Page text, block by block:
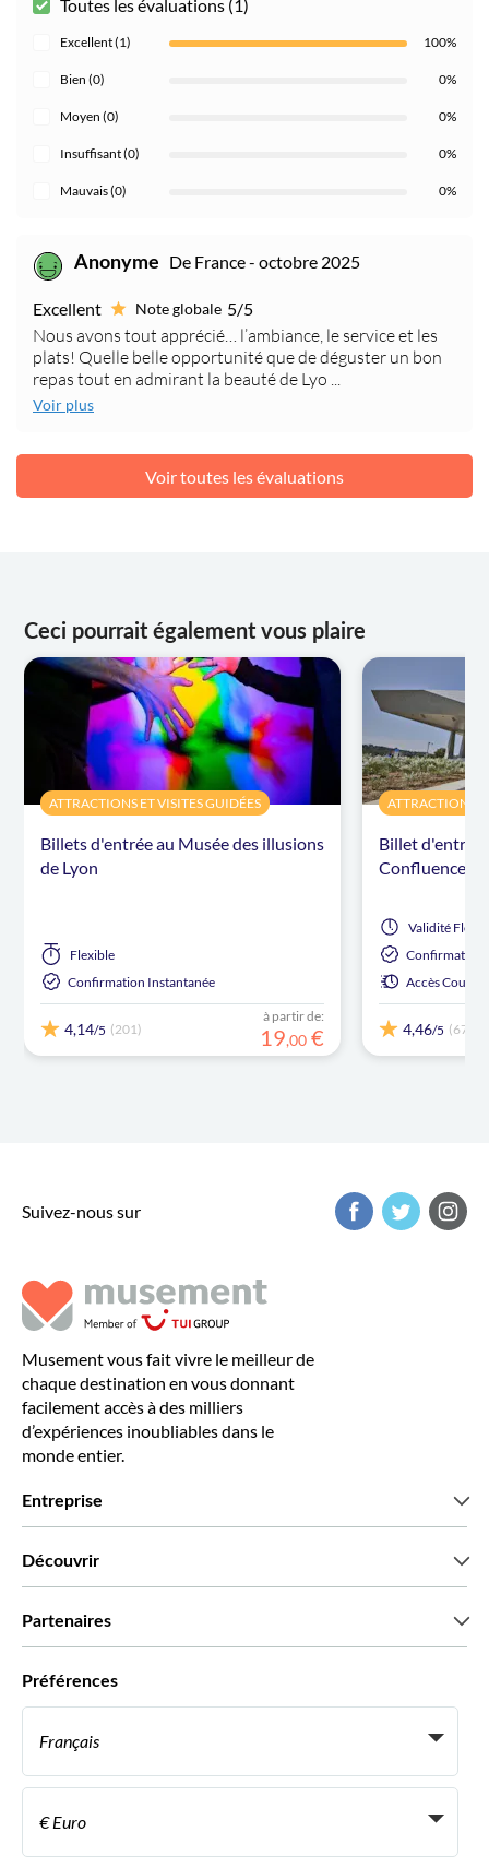
Toutes les évaluations (1)
Excellent (1) 100%
Bien (0) 0%
Moyen (0) 0%
Insuffisant (0) 0%
Mauvais (0) 0%
Anonyme De France - octobre 2025
Excellent Note globale 5/5
Nous avons tout apprécié… l’ambiance, le service et les
plats! Quelle belle opportunité que de déguster un bon
repas tout en admirant la beauté de Lyo ...
Voir plus
Voir toutes les évaluations
Ceci pourrait également vous plaire
ATTRACTIONS ET VISITES GUIDÉES
Billets d'entrée au Musée des illusions
de Lyon
Flexible
Confirmation Instantanée
4,14/5 (201)
à partir de:
19,00 €
ATTRACTIONS
Billet d'entrée
Confluences
Validité
Confirmation
Accès Coupe-
4,46/5 (67)
Suivez-nous sur
Musement vous fait vivre le meilleur de
chaque destination en vous donnant
facilement accès à des milliers
d’expériences inoubliables dans le
monde entier.
Entreprise
Découvrir
Partenaires
Agences de voyages
Devenir Fournisseur
Become a Distribution Partner
Préférences
Français
Italiano
Français
Español
€ Euro